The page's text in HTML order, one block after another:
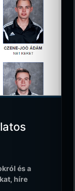
és a
híre